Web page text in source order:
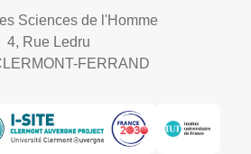
Sciences de l'Homme
4, Rue Ledru
FERRAND